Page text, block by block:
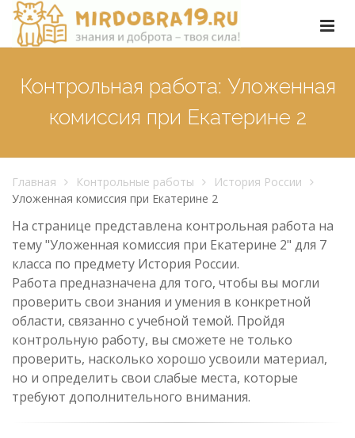
Контрольная работа: Уложенная
комиссия при Екатерине 2
Главная Контрольные работы
История России
Уложенная комиссия при Екатерине 2
На странице представлена контрольная работа на
тему "Уложенная комиссия при Екатерине 2" для 7
класса по предмету История России.
Работа предназначена для того, чтобы вы могли
проверить свои знания и умения в конкретной
области, связанно с учебной темой. Пройдя
контрольную работу, вы сможете не только
проверить, насколько хорошо усвоили материал,
но и определить свои слабые места, которые
требуют дополнительного внимания.